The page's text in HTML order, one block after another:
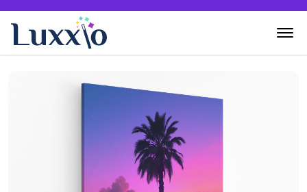
Wanddecoratie